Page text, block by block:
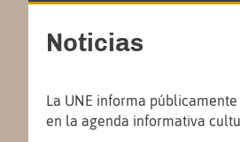
Noticias
La UNE informa
en la agenda informativa